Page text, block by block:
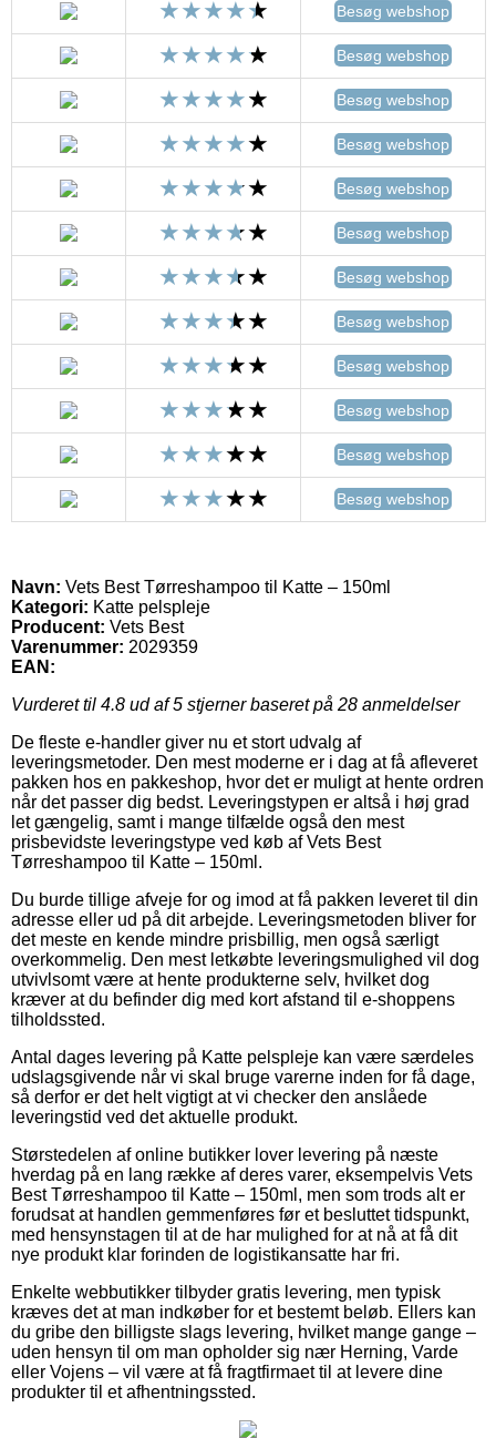
Besøg webshop
Besøg webshop
Besøg webshop
Besøg webshop
Besøg webshop
Besøg webshop
Besøg webshop
Besøg webshop
Besøg webshop
Besøg webshop
Besøg webshop
Besøg webshop
Navn: Vets Best Tørreshampoo til Katte – 150ml
Kategori: Katte pelspleje
Producent: Vets Best
Varenummer: 2029359
EAN:
Vurderet til 4.8 ud af 5 stjerner baseret på 28 anmeldelser
De fleste e-handler giver nu et stort udvalg af
leveringsmetoder. Den mest moderne er i dag at få afleveret
pakken hos en pakkeshop, hvor det er muligt at hente ordren
når det passer dig bedst. Leveringstypen er altså i høj grad
let gængelig, samt i mange tilfælde også den mest
prisbevidste leveringstype ved køb af Vets Best
Tørreshampoo til Katte – 150ml.
Du burde tillige afveje for og imod at få pakken leveret til din
adresse eller ud på dit arbejde. Leveringsmetoden bliver for
det meste en kende mindre prisbillig, men også særligt
overkommelig. Den mest letkøbte leveringsmulighed vil dog
utvivlsomt være at hente produkterne selv, hvilket dog
kræver at du befinder dig med kort afstand til e-shoppens
tilholdssted.
Antal dages levering på Katte pelspleje kan være særdeles
udslagsgivende når vi skal bruge varerne inden for få dage,
så derfor er det helt vigtigt at vi checker den anslåede
leveringstid ved det aktuelle produkt.
Størstedelen af online butikker lover levering på næste
hverdag på en lang række af deres varer, eksempelvis Vets
Best Tørreshampoo til Katte – 150ml, men som trods alt er
forudsat at handlen gemmenføres før et besluttet tidspunkt,
med hensynstagen til at de har mulighed for at nå at få dit
nye produkt klar forinden de logistikansatte har fri.
Enkelte webbutikker tilbyder gratis levering, men typisk
kræves det at man indkøber for et bestemt beløb. Ellers kan
du gribe den billigste slags levering, hvilket mange gange –
uden hensyn til om man opholder sig nær Herning, Varde
eller Vojens – vil være at få fragtfirmaet til at levere dine
produkter til et afhentningssted.